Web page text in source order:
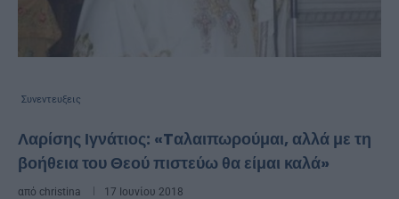
Συνεντευξεις
Λαρίσης Ιγνάτιος: «Tαλαιπωρούμαι, αλλά με τη
βοήθεια του Θεού πιστεύω θα είμαι καλά»
από christina 17 Ιουνίου 2018